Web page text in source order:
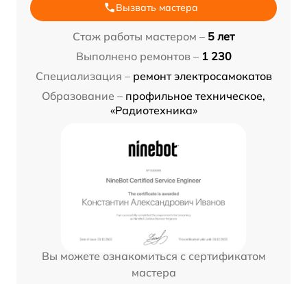
Вызвать мастера
Стаж работы мастером – 5 лет
Выполнено ремонтов – 1 230
Специализация – ремонт электросамокатов
Образование – профильное техническое,
«Радиотехника»
Вы можете ознакомиться с сертификатом
мастера